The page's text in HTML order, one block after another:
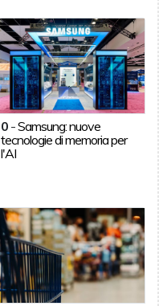
0 -Samsung: nuove
tecnologie di memoria per
l'AI